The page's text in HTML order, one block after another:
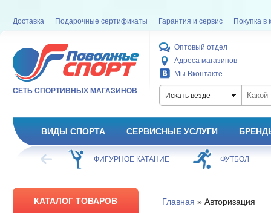
Доставка Подарочные сертификаты Гарантия и сервис Покупка в
СЕТЬ СПОРТИВНЫХ МАГАЗИНОВ
Оптовый отдел
Адреса магазинов
Мы Вконтакте
Искать везде
ВИДЫ СПОРТА СЕРВИСНЫЕ УСЛУГИ
ХОККЕЙ ФИГУРНОЕ КАТАНИЕ ФУТБОЛ
КАТАЛОГ ТОВАРОВ Главная » Авторизация